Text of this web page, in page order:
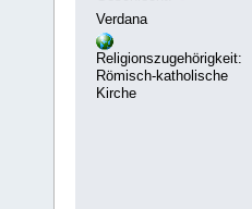
Verdana
Religionszugehörigkeit:
Römisch-katholische
Kirche